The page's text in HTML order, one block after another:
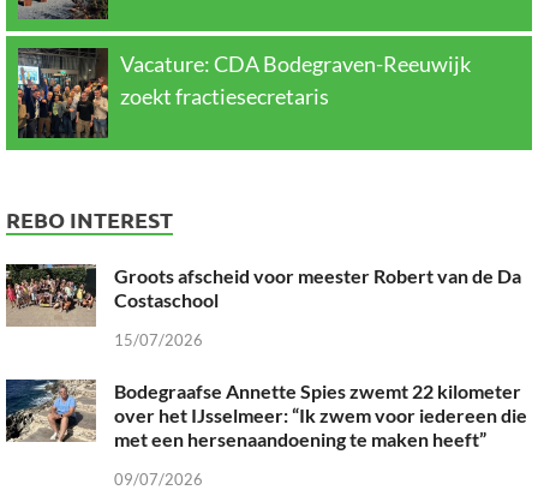
Vacature: CDA Bodegraven-Reeuwijk
zoekt fractiesecretaris
REBO INTEREST
Groots afscheid voor meester Robert van de Da
Costaschool
15/07/2026
Bodegraafse Annette Spies zwemt 22 kilometer
over het IJsselmeer: “Ik zwem voor iedereen die
met een hersenaandoening te maken heeft”
09/07/2026